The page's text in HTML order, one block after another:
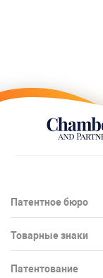
Патентное бюро
Товарные знаки
Патентование